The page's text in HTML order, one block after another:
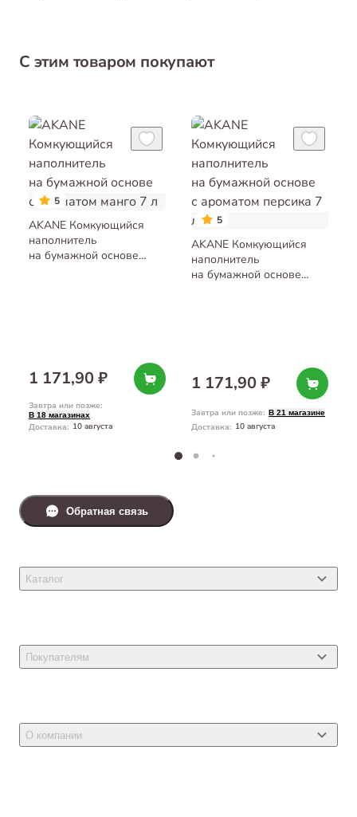
С этим товаром покупают
5
AKANE Комкующийся
наполнитель
на бумажной основе
1 171,90 ₽
Завтра или позже:
В 18 магазинах
Доставка: 10 августа
5
AKANE Комкующийся
наполнитель
на бумажной основе
1 171,90 ₽
Завтра или позже: В 21 магазине
Доставка: 10 августа
Каталог
Товары для собак
Товары для птиц
Покупателям
Новости
О компании
Обратная связь